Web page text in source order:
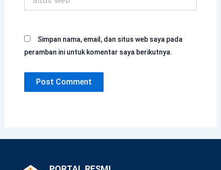
web
Simpan nama, email, dan situs web saya pada
peramban ini untuk komentar saya berikutnya.